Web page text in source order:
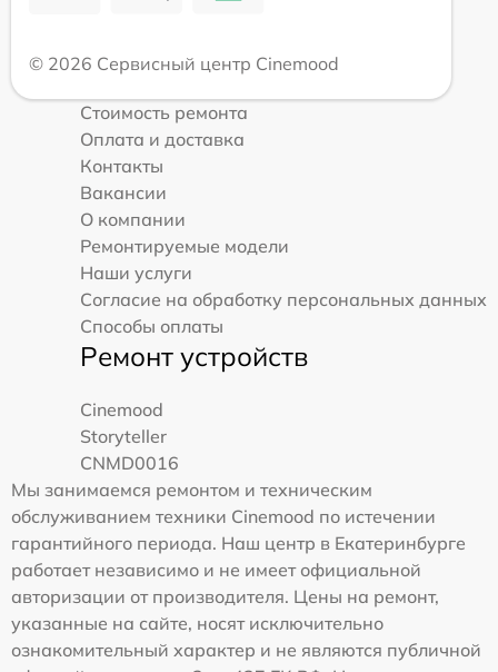
© 2026 Сервисный центр Cinemood
Стоимость ремонта
Оплата и доставка
Контакты
Вакансии
О компании
Ремонтируемые модели
Наши услуги
Согласие на обработку персональных данных
Способы оплаты
Ремонт устройств
Cinemood
Storyteller
CNMD0016
Мы занимаемся ремонтом и техническим
обслуживанием техники Cinemood по истечении
гарантийного периода. Наш центр в Екатеринбурге
работает независимо и не имеет официальной
авторизации от производителя. Цены на ремонт,
указанные на сайте, носят исключительно
ознакомительный характер и не являются публичной